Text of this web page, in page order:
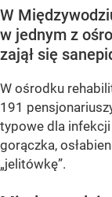
W
w jednym z
zajął się
W ośrodku
191
typowe dla
gorączka,
„jelitówkę”.